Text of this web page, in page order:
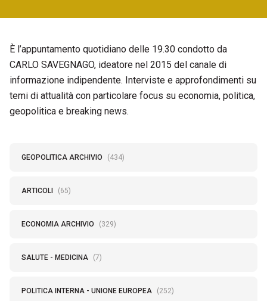
È l’appuntamento quotidiano delle 19.30 condotto da
CARLO SAVEGNAGO, ideatore nel 2015 del canale di
informazione indipendente. Interviste e approfondimenti su
temi di attualità con particolare focus su economia, politica,
geopolitica e breaking news.
GEOPOLITICA ARCHIVIO (434)
ARTICOLI (65)
ECONOMIA ARCHIVIO (329)
SALUTE - MEDICINA (7)
POLITICA INTERNA - UNIONE EUROPEA (252)